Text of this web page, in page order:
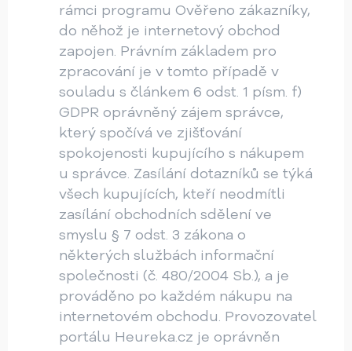
rámci programu Ověřeno zákazníky,
do něhož je internetový obchod
zapojen. Právním základem pro
zpracování je v tomto případě v
souladu s článkem 6 odst. 1 písm. f)
GDPR oprávněný zájem správce,
který spočívá ve zjišťování
spokojenosti kupujícího s nákupem
u správce. Zasílání dotazníků se týká
všech kupujících, kteří neodmítli
zasílání obchodních sdělení ve
smyslu § 7 odst. 3 zákona o
některých službách informační
společnosti (č. 480/2004 Sb.), a je
prováděno po každém nákupu na
internetovém obchodu. Provozovatel
portálu Heureka.cz je oprávněn